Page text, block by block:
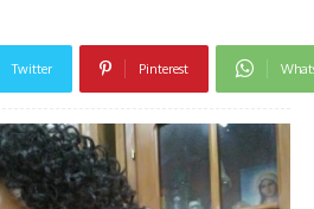
Twitter Pinterest